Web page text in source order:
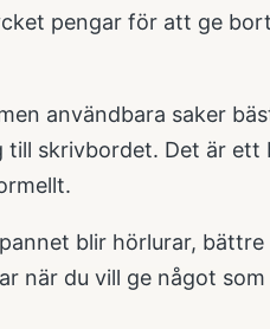
pengar för att ge
användbara saker
till skrivbordet. Det är
blir hörlurar,
när du vill ge något